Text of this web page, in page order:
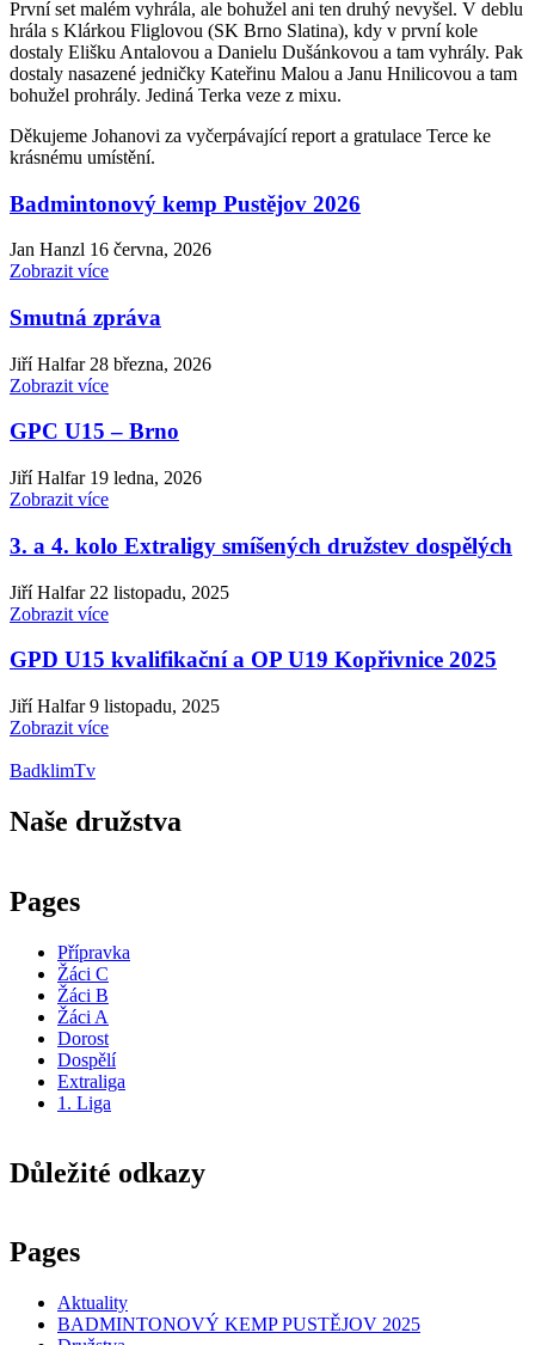
První set malém vyhrála, ale bohužel ani ten druhý nevyšel. V deblu
hrála s Klárkou Fliglovou (SK Brno Slatina), kdy v první kole
dostaly Elišku Antalovou a Danielu Dušánkovou a tam vyhrály. Pak
dostaly nasazené jedničky Kateřinu Malou a Janu Hnilicovou a tam
bohužel prohrály. Jediná Terka veze z mixu.
Děkujeme Johanovi za vyčerpávající report a gratulace Terce ke
krásnému umístění.
Badmintonový kemp Pustějov 2026
Jan Hanzl 16 června, 2026
Zobrazit více
Smutná zpráva
Jiří Halfar 28 března, 2026
Zobrazit více
GPC U15 – Brno
Jiří Halfar 19 ledna, 2026
Zobrazit více
3. a 4. kolo Extraligy smíšených družstev dospělých
Jiří Halfar 22 listopadu, 2025
Zobrazit více
GPD U15 kvalifikační a OP U19 Kopřivnice 2025
Jiří Halfar9 listopadu, 2025
Zobrazit více
BadklimTv
Naše družstva
Pages
Přípravka
Žáci C
Žáci B
Žáci A
Dorost
Dospělí
Extraliga
1. Liga
Důležité odkazy
Pages
Aktuality
BADMINTONOVÝ KEMP PUSTĚJOV 2025